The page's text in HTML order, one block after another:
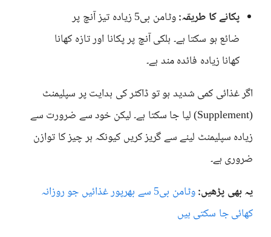
پکانے کا طریقہ:
وٹامن بی5 زیادہ تیز آنچ پر
ضائع ہو سکتا ہے۔ ہلکی آنچ پر پکانا اور تازہ کھانا
کھانا زیادہ فائدہ مند ہے۔
اگر غذائی کمی شدید ہو تو ڈاکٹر کی ہدایت پر سپلیمنٹ
(Supplement) لیا جا سکتا ہے۔ لیکن خود سے ضرورت سے
زیادہ سپلیمنٹ لینے سے گریز کریں کیونکہ ہر چیز کا توازن
ضروری ہے۔
یہ بھی پڑھیں:
وٹامن بی5 سے بھرپور غذائیں جو روزانہ
کھائی جا سکتی ہیں